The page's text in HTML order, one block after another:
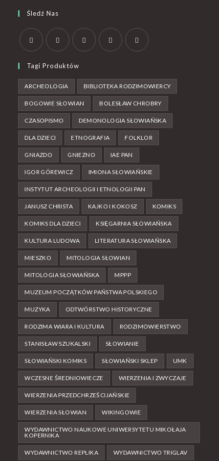
Śledź Nas
Tagi Produktów
ARCHEOLOGIA BIBLIOTEKA RODZIMOWIERCY
BOGOWIE SŁOWIAN BOLESŁAW CHROBRY
CZASOPISMO DEMONOLOGIA SŁOWIAŃSKA
DLA DZIECI ETNOGRAFIA FOLKLOR
GNIAZDO GNIEZNO IAE PAN
IGOR GÓREWICZ IMIONA SŁOWIAŃSKIE
INSTYTUT ARCHEOLOGII I ETNOLOGII PAN
JANUSZ CHRISTA KAJKO I KOKOSZ KOMIKS
KOMIKS DLA DZIECI KSIĘGARNIA SŁOWIAŃSKA
KULTURA LUDOWA LITERATURA SŁOWIAŃSKA
MIESZKO MITOLOGIA SŁOWIAN
MITOLOGIA SŁOWIAŃSKA MPPP
MUZEUM POCZĄTKÓW PAŃSTWA POLSKIEGO
MUZYKA ODTWÓRSTWO HISTORYCZNE
RODZIMA WIARA I KULTURA RODZIMOWIERSTWO
STANISŁAW SZUKALSKI SŁOWIANIE
SŁOWIAŃSKI KOMIKS SŁOWIAŃSKI SKLEP UMK
WCZESNE ŚREDNIOWIECZE WIERZENIA I ZWYCZAJE
WIERZENIA PRZEDCHRZEŚCIJAŃSKIE
WIERZENIA SŁOWIAN WIKINGOWIE
WYDAWNICTWO NAUKOWE UNIWERSYTETU MIKOŁAJA
KOPERNIKA
WYDAWNICTWO REPLIKA WYDAWNICTWO TRIGLAV